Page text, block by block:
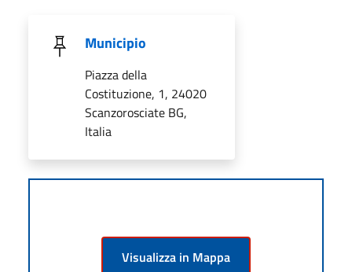
Municipio
Piazza della
Costituzione, 1, 24020
Scanzorosciate BG,
Italia
Visualizza in Mappa